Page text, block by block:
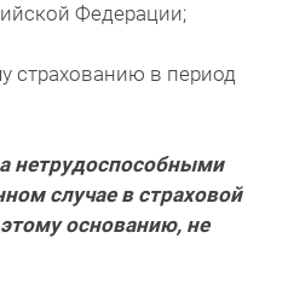
Федерации;
страхованию в период
нетрудоспособными
случае в страховой
основанию, не